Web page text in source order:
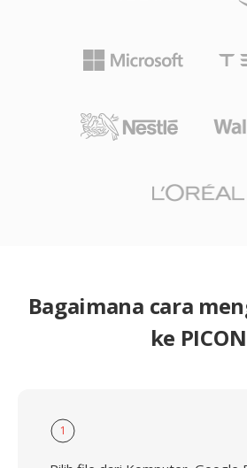
Bagaimana cara
ke PICON
1